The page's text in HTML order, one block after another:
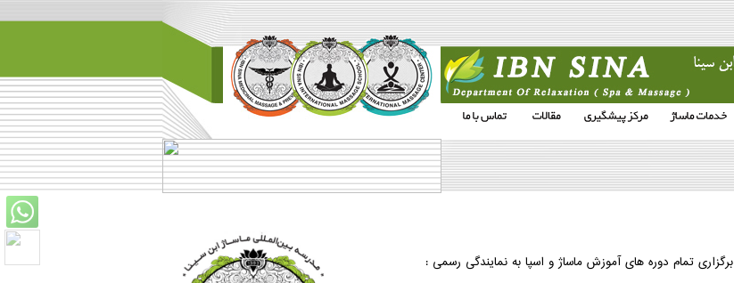
برگزاری تمام دوره های آموزش ماساژ و اسپا به نمایندگی رسمی :